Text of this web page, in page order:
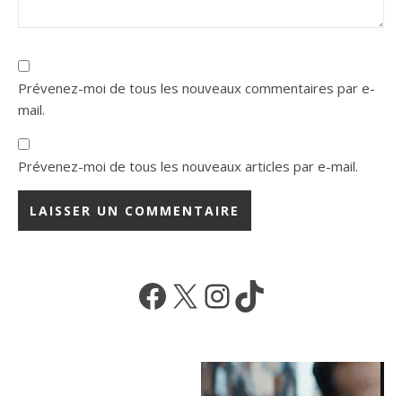
Prévenez-moi de tous les nouveaux commentaires par e-
mail.
Prévenez-moi de tous les nouveaux articles par e-mail.
Facebook
X Instagram
TikTok